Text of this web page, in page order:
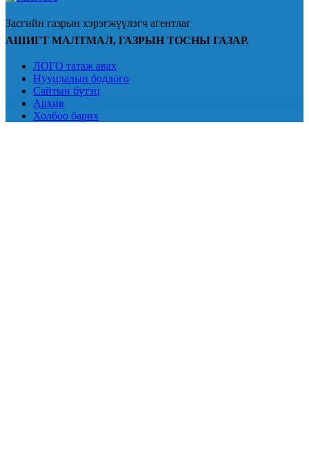
Засгийн газрын хэрэгжүүлэгч агентлаг
АШИГТ МАЛТМАЛ, ГАЗРЫН ТОСНЫ ГАЗАР.
ЛОГО татаж авах
Нууцлалын бодлого
Сайтын бүтэц
Архив
Холбоо барих